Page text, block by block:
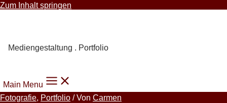
Zum Inhalt springen
Mediengestaltung . Portfolio
Main Menu
Fotografie, Portfolio / Von Carmen